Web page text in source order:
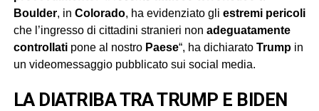
Boulder, in Colorado, ha evidenziato gli estremi pericoli
che l’ingresso di cittadini stranieri non adeguatamente
controllatipone al nostro Paese“, ha dichiarato Trumpin
un videomessaggio pubblicato sui social media.
LA DIATRIBA TRA TRUMP E BIDEN